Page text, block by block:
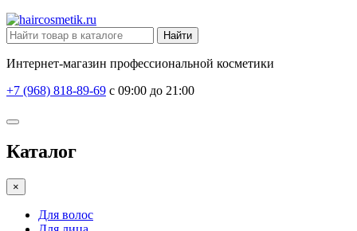
Найти
Интернет-магазин профессиональной косметики
+7 (968) 818-89-69 с 09:00 до 21:00
Каталог
×
Для волос